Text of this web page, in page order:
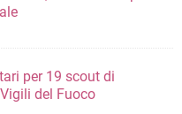
per 19 scout di
del Fuoco